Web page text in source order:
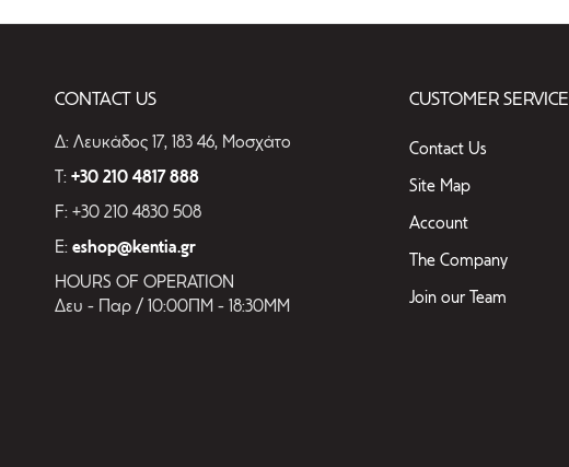
-30%
-30%
CONTACT US
Δ: Λευκάδος 17, 183 46, Μοσχάτο
T: +30 210 4817 888
F: +30 210 4830 508
E: eshop@kentia.gr
HOURS OF OPERATION
Δευ - Παρ / 10:00ΠΜ - 18:30ΜΜ
CUSTOMER SERVICE
Contact Us
Site Map
Account
The Company
Join our Team